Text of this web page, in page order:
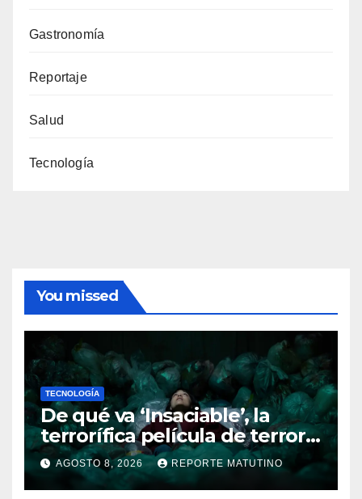
Gastronomía
Reportaje
Salud
Tecnología
You missed
TECNOLOGÍA
De qué va ‘Insaciable’, la
terrorífica película de terror
que seguro no conoces y te
soprenderá
AGOSTO 8, 2026 REPORTE MATUTINO